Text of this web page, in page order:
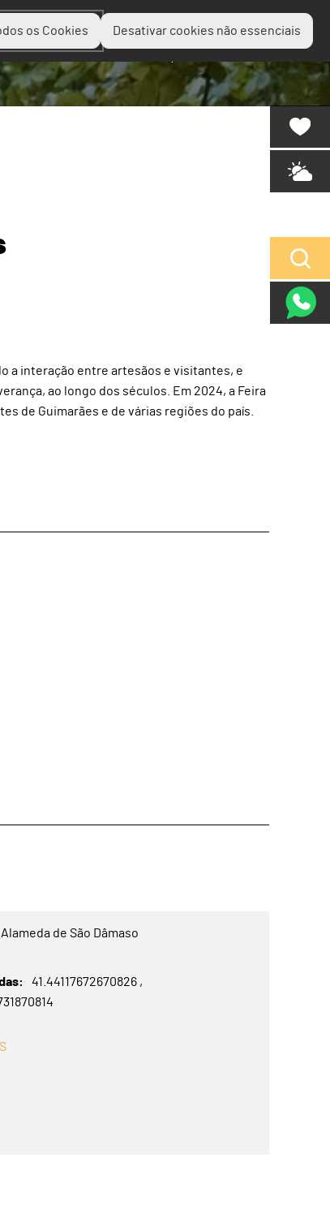
os Cookies Desativar cookies não essenciais
Descobrir
a interação entre artesãos e visitantes, e
ao longo dos séculos. Em 2024, a Feira
de Guimarães e de várias regiões do país.
de São Dâmaso
41.44117672670826